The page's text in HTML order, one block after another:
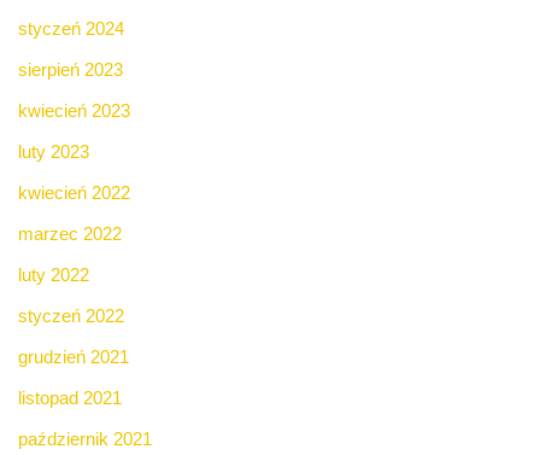
styczeń 2024
sierpień 2023
kwiecień 2023
luty 2023
kwiecień 2022
marzec 2022
luty 2022
styczeń 2022
grudzień 2021
listopad 2021
październik 2021